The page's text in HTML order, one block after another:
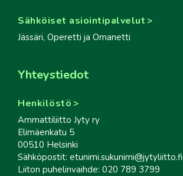
Sähköiset asiointipalvelut
Jässäri, Operetti ja Omanetti
Yhteystiedot
Henkilöstö
Ammattiliitto Jyty ry
Elimäenkatu 5
00510 Helsinki
Sähköpostit: etunimi.sukunimi@jytyliitto.fi
Liiton puhelinvaihde: 020 789 3799